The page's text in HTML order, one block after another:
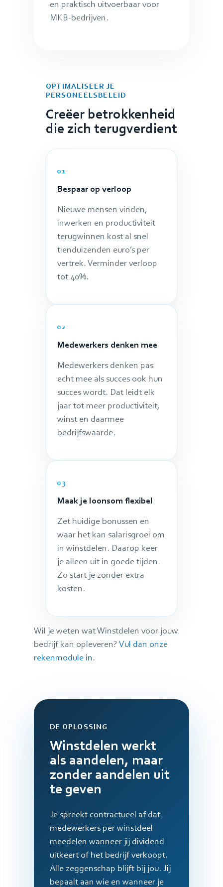
en praktisch uitvoerbaar voor
MKB-bedrijven.
OPTIMALISEER JE
PERSONEELSBELEID
Creëer betrokkenheid
die zich terugverdient
01
Bespaar op verloop
Nieuwe mensen vinden,
inwerken en productiviteit
terugwinnen kost al snel
tienduizenden euro’s per
vertrek. Verminder verloop
tot 40%.
02
Medewerkers denken mee
Medewerkers denken pas
echt mee als succes ook hun
succes wordt. Dat leidt elk
jaar tot meer productiviteit,
winst en daarmee
bedrijfswaarde.
03
Maak je loonsom flexibel
Zet huidige bonussen en
waar het kan salarisgroei om
in winstdelen. Daarop keer
je alleen uit in goede tijden.
Zo start je zonder extra
kosten.
Wil je weten wat Winstdelen voor jouw
bedrijf kan opleveren? Vul dan onze
rekenmodule in .
DE OPLOSSING
Winstdelen werkt
als aandelen, maar
zonder aandelen uit
te geven
Je spreekt contractueel af dat
medewerkers per winstdeel
meedelen wanneer jij dividend
uitkeert of het bedrijf verkoopt.
Alle zeggenschap blijft bij jou. Jij
bepaalt aan wie en wanneer je